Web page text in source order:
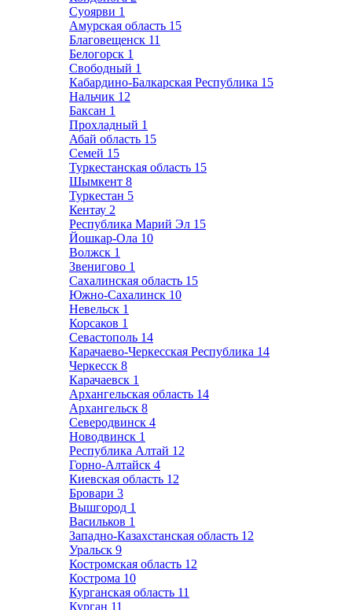
Суоярви 1
Амурская область 15
Благовещенск 11
Белогорск 1
Свободный 1
Кабардино-Балкарская Республика 15
Нальчик 12
Баксан 1
Прохладный 1
Абай область 15
Семей 15
Туркестанская область 15
Шымкент 8
Туркестан 5
Кентау 2
Республика Марий Эл 15
Йошкар-Ола 10
Волжск 1
Звенигово 1
Сахалинская область 15
Южно-Сахалинск 10
Невельск 1
Корсаков 1
Севастополь 14
Карачаево-Черкесская Республика 14
Черкесск 8
Карачаевск 1
Архангельская область 14
Архангельск 8
Северодвинск 4
Новодвинск 1
Республика Алтай 12
Горно-Алтайск 4
Киевская область 12
Бровари 3
Вышгород 1
Васильков 1
Западно-Казахстанская область 12
Уральск 9
Костромская область 12
Кострома 10
Курганская область 11
Курган 11